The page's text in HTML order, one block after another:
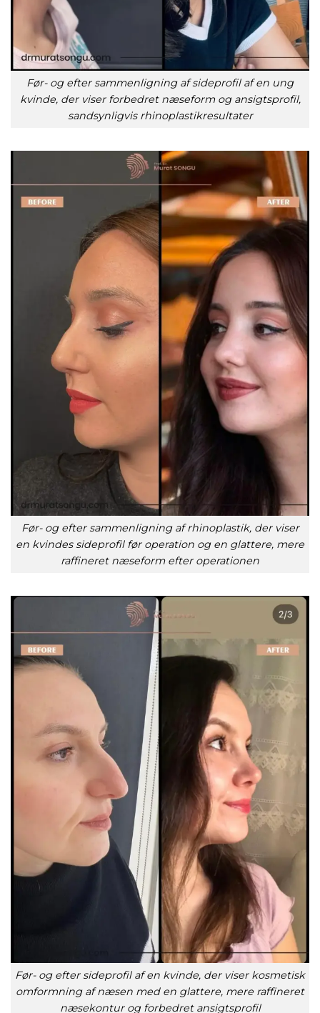
Før- og efter sammenligning af sideprofil af en ung
kvinde, der viser forbedret næseform og ansigtsprofil,
sandsynligvis rhinoplastikresultater
Før- og efter sammenligning af rhinoplastik, der viser
en kvindes sideprofil før operation og en glattere, mere
raffineret næseform efter operationen
Før- og efter sideprofil af en kvinde, der viser kosmetisk
omformning af næsen med en glattere, mere raffineret
næsekontur og forbedret ansigtsprofil